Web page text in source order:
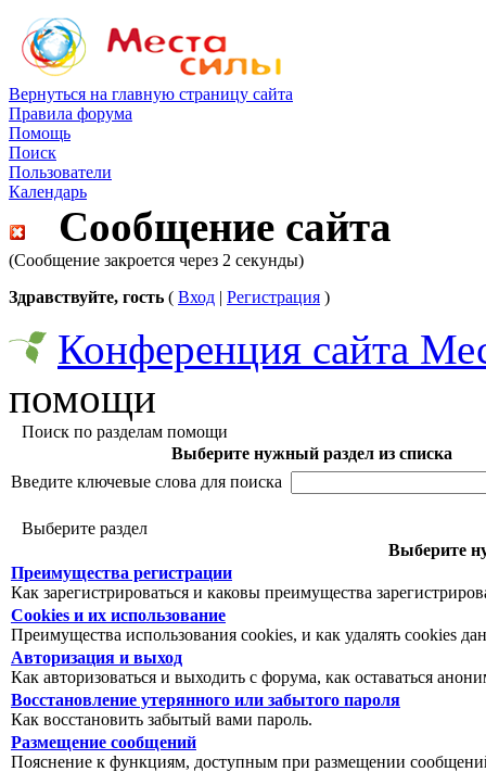
Вернуться на главную страницу сайта
Правила форума
Помощь
Поиск
Пользователи
Календарь
Сообщение сайта
(Сообщение закроется через 2 секунды)
Здравствуйте, гость ( Вход | Регистрация )
Конференция сайта
помощи
Поиск по разделам помощи
Выберите нужный раздел из списка
Введите ключевые слова для поиска
Выберите раздел
Выберите
Преимущества регистрации
Как зарегистрироваться и каковы преимущества
Cookies и их использование
Преимущества использования cookies, и как удалять cookies
Авторизация и выход
Как авторизоваться и выходить с форума, как оставаться
Восстановление утерянного или забытого пароля
Как восстановить забытый вами пароль.
Размещение сообщений
Пояснение к функциям, доступным при размещении